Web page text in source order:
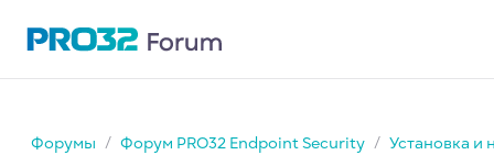
Форумы Форум PRO32 Endpoint Security Установка и